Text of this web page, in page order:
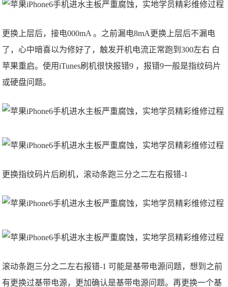
更换上层后，接电000mA 。之前漏电8mA更换上层后不漏电
了，心中暗喜以为修好了，触发开机电流正常跑到300左右 白
苹果重启。使用iTunes刷机很快报错9 ，报错9一般是指纹码片
或硬盘问题。
更换指纹码片后刷机，滚动条跑三分之二左右报错-1
滚动条跑三分之二左右报错-1 可能是基带电源问题，想到之前
有更换过基带电源，更加确认是基带电源问题。再更换一个基